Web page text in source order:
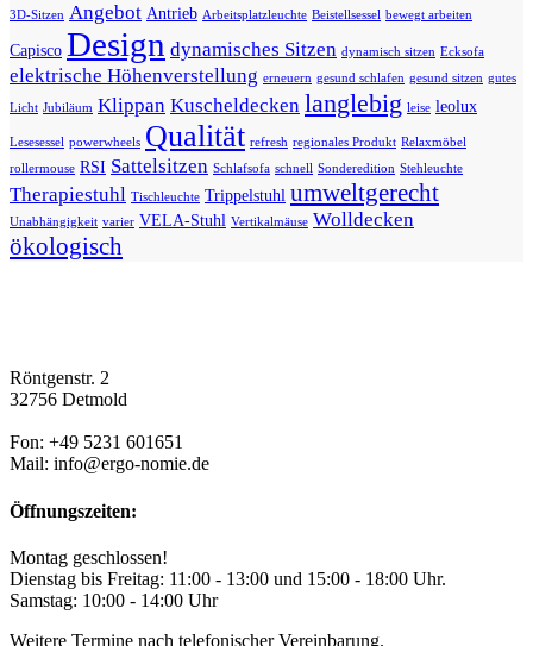
3D-Sitzen Angebot Antrieb Arbeitsplatzleuchte Beistellsessel bewegt arbeiten
Capisco Design dynamisches Sitzen dynamisch sitzen Ecksofa
elektrische Höhenverstellung erneuern gesund schlafen gesund sitzen gutes
Licht Jubiläum Klippan Kuscheldecken langlebig leise leolux
Lesesessel powerwheels Qualität refresh regionales Produkt Relaxmöbel
rollermouse RSI Sattelsitzen Schlafsofa schnell Sonderedition Stehleuchte
Therapiestuhl Tischleuchte Trippelstuhl umweltgerecht
Unabhängigkeit varier VELA-Stuhl Vertikalmäuse Wolldecken
ökologisch
Röntgenstr. 2
32756 Detmold
Fon: +49 5231 601651
Mail: info@ergo-nomie.de
Öffnungszeiten:
Montag geschlossen!
Dienstag bis Freitag: 11:00 - 13:00 und 15:00 - 18:00 Uhr.
Samstag: 10:00 - 14:00 Uhr
Weitere Termine nach telefonischer Vereinbarung.